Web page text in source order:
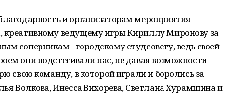
и организаторам мероприятия -
ведущему игры Кириллу Миронову за
соперникам - городскому студсовету, ведь своей
они подстегивали нас, не давая возможности
свою команду, в которой играли и боролись за
Волкова, Инесса Вихорева, Светлана Хурамшина и